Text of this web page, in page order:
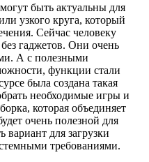
быть актуальны для
узкого круга, который
Сейчас человеку
гаджетов. Они очень
А с полезными
функции стали
была создана такая
необходимые игры и
которая объединяет
очень полезной для
вариант для загрузки
требованиями.